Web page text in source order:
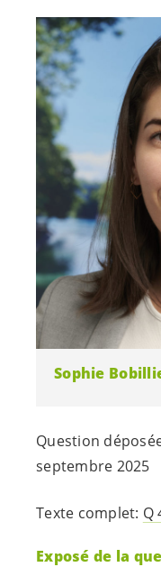
Sophie
Question
septembre 2025
Texte complet: Q
Exposé de la